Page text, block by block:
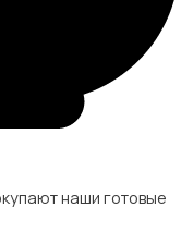
наши готовые